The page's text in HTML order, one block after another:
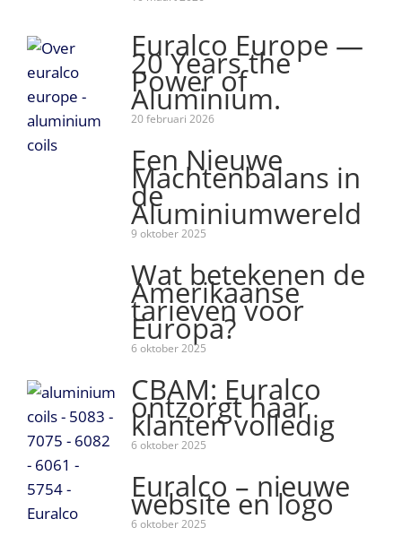
Euralco Europe —
20 Years the
Power of
Aluminium.
20 februari 2026
Een Nieuwe
Machtenbalans in
de
Aluminiumwereld
9 oktober 2025
Wat betekenen de
Amerikaanse
tarieven voor
Europa?
6 oktober 2025
CBAM: Euralco
ontzorgt haar
klanten volledig
6 oktober 2025
Euralco – nieuwe
website en logo
6 oktober 2025